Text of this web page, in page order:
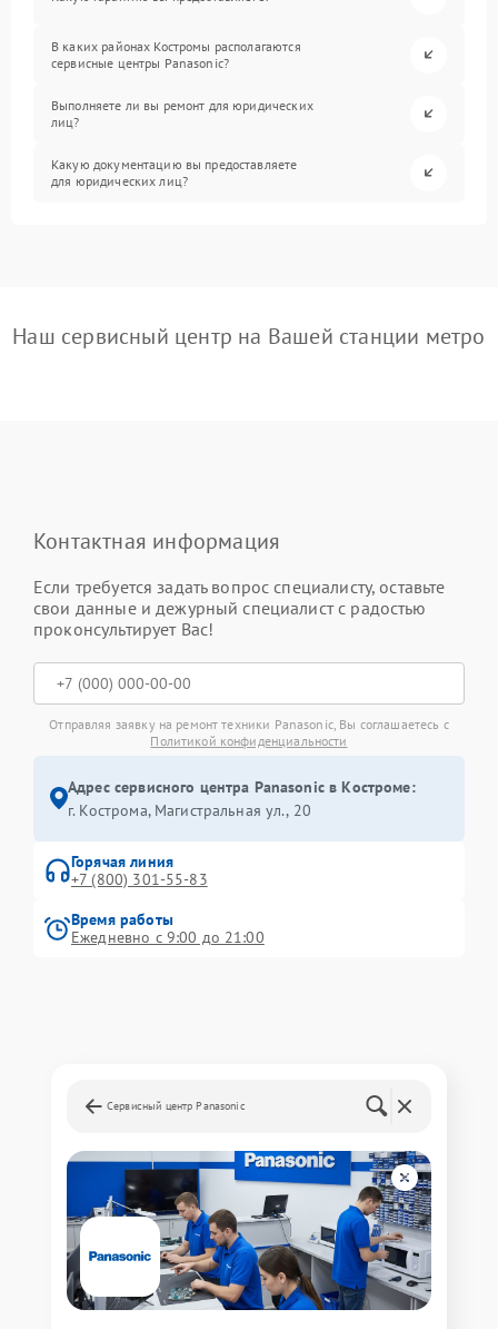
В каких районах Костромы располагаются
сервисные центры Panasonic?
Выполняете ли вы ремонт для юридических
лиц?
Какую документацию вы предоставляете
для юридических лиц?
Наш сервисный центр на Вашей станции метро
Контактная информация
Если требуется задать вопрос специалисту, оставьте
свои данные и дежурный специалист с радостью
проконсультирует Вас!
Отправляя заявку на ремонт техники Panasonic, Вы соглашаетесь с
Политикой конфиденциальности
Адрес сервисного центра Panasonic в Костроме:
г. Кострома, Магистральная ул., 20
Горячая линия
+7 (800) 301-55-83
Время работы
Ежедневно с 9:00 до 21:00
Сервисный центр Panasonic